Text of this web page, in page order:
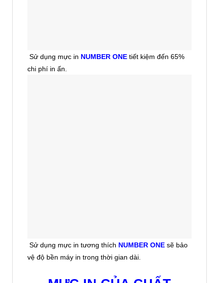
Sử dụng mực in NUMBER ONE tiết kiệm đến 65%
chi phí in ấn.
Sử dụng mực in tương thích NUMBER ONE sẽ bảo
vệ độ bền máy in trong thời gian dài.